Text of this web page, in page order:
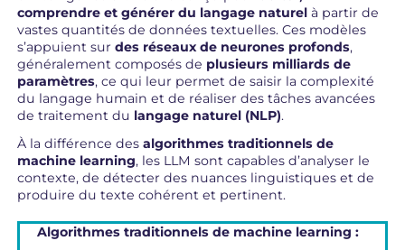
comprendre et générer du langage naturel à partir de
vastes quantités de données textuelles. Ces modèles
s’appuient surdes réseaux de neurones profonds,
généralement composés de plusieurs milliards de
paramètres, ce qui leur permet de saisir la complexité
du langage humain et de réaliser des tâches avancées
de traitement du langage naturel (NLP).
À la différence desalgorithmes traditionnels de
machine learning, les LLM sont capables d’analyser le
contexte, de détecter des nuances linguistiques et de
produire du texte cohérent et pertinent.
Algorithmes traditionnels de machine learning :